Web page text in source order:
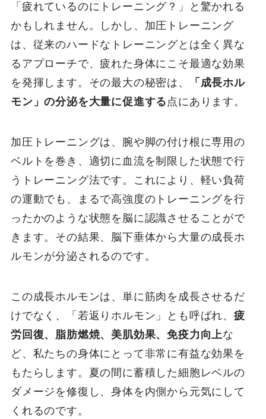
「疲れているのにトレーニング？」と驚かれる
かもしれません。しかし、加圧トレーニング
は、従来のハードなトレーニングとは全く異な
るアプローチで、疲れた身体にこそ最適な効果
を発揮します。その最大の秘密は、
「成長ホル
モン」の分泌を大量に促進する 点にあります。
加圧トレーニングは、腕や脚の付け根に専用の
ベルトを巻き、適切に血流を制限した状態で行
うトレーニング法です。これにより、軽い負荷
の運動でも、まるで高強度のトレーニングを行
ったかのような状態を脳に認識させることがで
きます。その結果、脳下垂体から大量の成長ホ
ルモンが分泌されるのです。
この成長ホルモンは、単に筋肉を成長させるだ
けでなく、「若返りホルモン」とも呼ばれ、疲
労回復、脂肪燃焼、美肌効果、免疫力向上な
ど、私たちの身体にとって非常に有益な効果を
もたらします。夏の間に蓄積した細胞レベルの
ダメージを修復し、身体を内側から元気にして
くれるのです。